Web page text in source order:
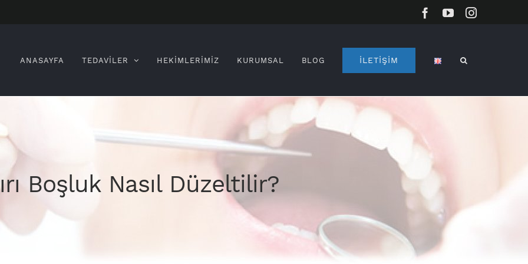
Facebook
YouTubeInstagram
ANASAYFA TEDAVİLER HEKİMLERİMİZ KURUMSAL BLOG İLETİŞİM
Boşluk Nasıl Düzeltilir?